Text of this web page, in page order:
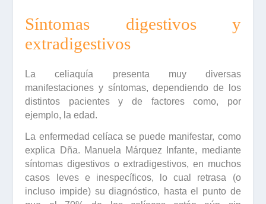
Síntomas digestivos y
extradigestivos
Laceliaquía presenta muy diversas
manifestaciones y síntomas, dependiendo de los
distintos pacientes y de factores como, por
ejemplo, la edad.
La enfermedad celíaca se puede manifestar, como
explica
Dña. Manuela Márquez Infante, mediante
síntomas digestivos o extradigestivos, en muchos
casos leves e inespecíficos, lo cual retrasa (o
incluso impide) su diagnóstico, hasta el punto de